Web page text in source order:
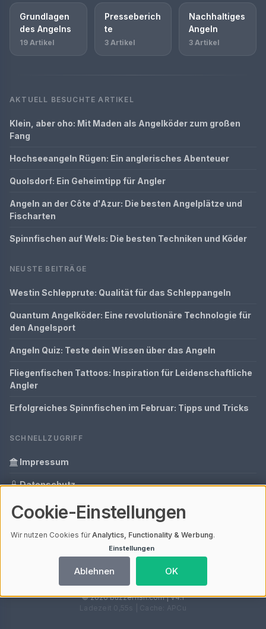
Grundlagen
des Angelns
19 Artikel
Presseberich
te
3 Artikel
Nachhaltiges
Angeln
3 Artikel
AKTUELL BESUCHTE ARTIKEL
Klein, aber oho: Mit Maden als Angelköder zum großen
Fang
Hochseeangeln Rügen: Ein anglerisches Abenteuer
Quolsdorf: Ein Geheimtipp für Angler
Angeln an der Côte d'Azur: Die besten Angelplätze und
Fischarten
Spinnfischen auf Wels: Die besten Techniken und Köder
NEUSTE BEITRÄGE
Westin Schlepprute: Qualität für das Schleppangeln
Quantum Angelköder: Eine revolutionäre Technologie für
den Angelsport
Angeln Quiz: Teste dein Wissen über das Angeln
Fliegenfischen Tattoos: Inspiration für Leidenschaftliche
Angler
Erfolgreiches Spinnfischen im Februar: Tipps und Tricks
SCHNELLZUGRIFF
Impressum
Datenschutz
Informationen zur Inhalt
Ihre Datenschutzeinstellungen
© 2026 buzzerfish.com | V4.1
Ladezeit 0,55s | Cache: APCu
Cookie-Einstellungen
Wir nutzen Cookies fürAnalytics, Functionality & Werbung.
Einstellungen
Ablehnen OK